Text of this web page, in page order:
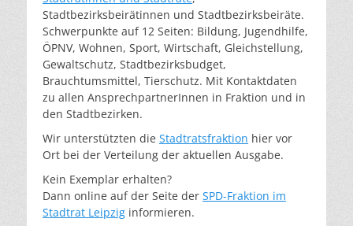
Stadtbezirksbeirätinnen und Stadtbezirksbeiräte.
Schwerpunkte auf 12 Seiten: Bildung, Jugendhilfe,
ÖPNV, Wohnen, Sport, Wirtschaft, Gleichstellung,
Gewaltschutz, Stadtbezirksbudget,
Brauchtumsmittel, Tierschutz. Mit Kontaktdaten
zu allen AnsprechpartnerInnen in Fraktion und in
den Stadtbezirken.
Wir unterstützten die Stadtratsfraktion hier vor
Ort bei der Verteilung der aktuellen Ausgabe.
Kein Exemplar erhalten?
Dann online auf der Seite der SPD-Fraktion im
Stadtrat Leipzig informieren.